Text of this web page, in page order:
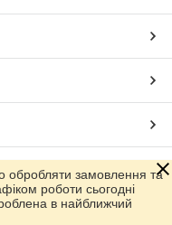
обробляти замовлення та
роботи сьогодні
в найближчий